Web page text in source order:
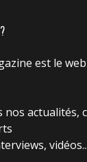
est le
nos actualités,
vidéos...